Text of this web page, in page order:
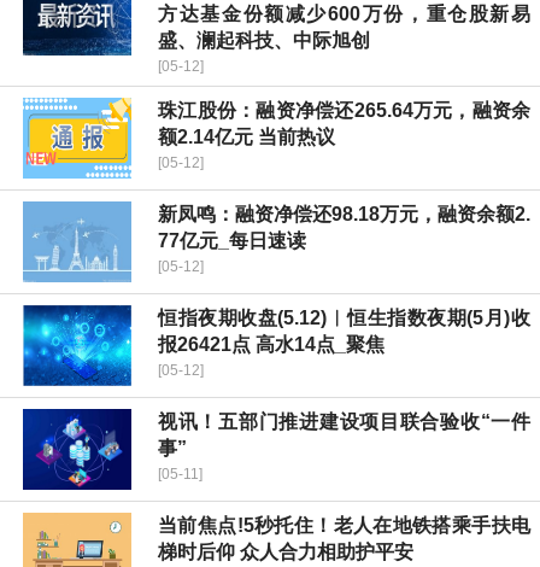
方达基金份额减少600万份，重仓股新易
盛、澜起科技、中际旭创
[05-12]
珠江股份：融资净偿还265.64万元，融资余
额2.14亿元 当前热议
[05-12]
新凤鸣：融资净偿还98.18万元，融资余额2.
77亿元_每日速读
[05-12]
恒指夜期收盘(5.12)︱恒生指数夜期(5月)收
报26421点 高水14点_聚焦
[05-12]
视讯！五部门推进建设项目联合验收“一件
事”
[05-11]
当前焦点!5秒托住！老人在地铁搭乘手扶电
梯时后仰 众人合力相助护平安